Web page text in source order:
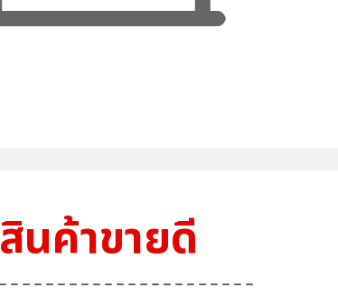
สินค้าขายดี